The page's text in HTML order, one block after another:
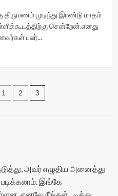
திருமணம் முடிந்து இரண்டு மாதம்
சென்றேன்.எனது
பலர்...
1 2 3
அவர் எழுதிய அனைத்து
இங்கே